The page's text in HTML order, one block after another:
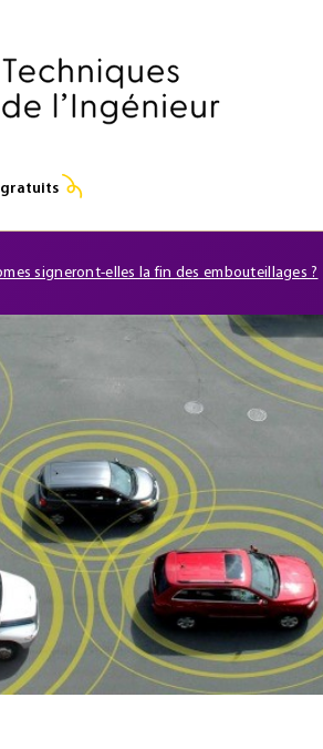
gratuits
signeront-elles la fin des embouteillages ?